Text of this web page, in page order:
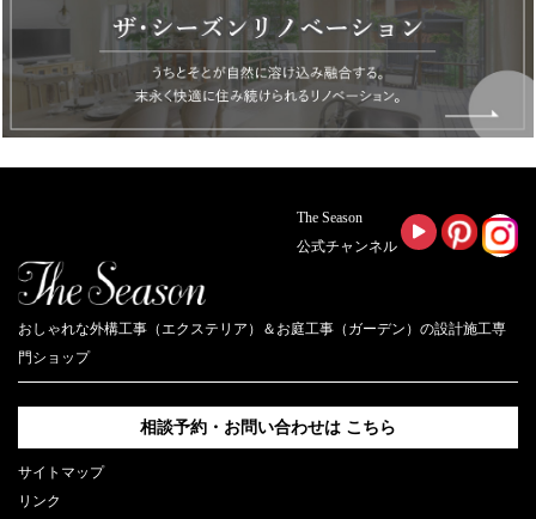
The Season
公式チャンネル
おしゃれな外構工事（エクステリア）＆お庭工事（ガーデン）の設計施工専
門ショップ
相談予約・お問い合わせは こちら
サイトマップ
リンク